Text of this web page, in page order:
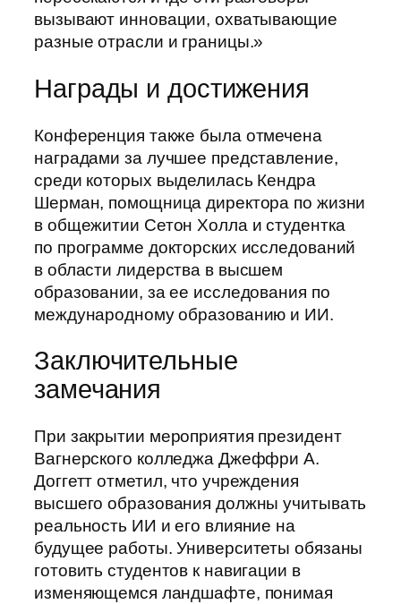
вызывают инновации, охватывающие
разные отрасли и границы.»
Награды и достижения
Конференция также была отмечена
наградами за лучшее представление,
среди которых выделилась Кендра
Шерман, помощница директора по жизни
в общежитии Сетон Холла и студентка
по программе докторских исследований
в области лидерства в высшем
образовании, за ее исследования по
международному образованию и ИИ.
Заключительные
замечания
При закрытии мероприятия президент
Вагнерского колледжа Джеффри А.
Доггетт отметил, что учреждения
высшего образования должны учитывать
реальность ИИ и его влияние на
будущее работы. Университеты обязаны
готовить студентов к навигации в
изменяющемся ландшафте, понимая